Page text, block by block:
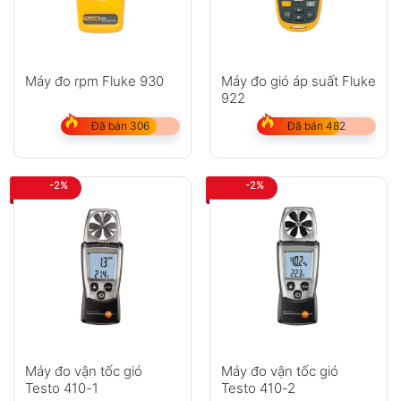
Hạng mục Thông số kỹ thuật
0.4 ~ 30 m/s ; Độ phân giải 0.1 ;
Sai số ±3% +0.2
km/h
1.5 ~ 106 km/h ; Độ phân giải
0.9 ~ 66 mph ; Độ phân giải 0.1
0.8 ~ 58 kts ; Độ phân giải 0.1 ;
79 ~ 5866 fpm ; Độ phân giải 1
Tính lưu lượng gió
Máy đo rpm Fluke 930
Đã bán 306
Máy đo gió áp suất Fluke
922
Đã bán 482
-2%
Máy đo vận tốc gió
Testo 410-1
-2%
Máy đo vận tốc gió
Testo 410-2